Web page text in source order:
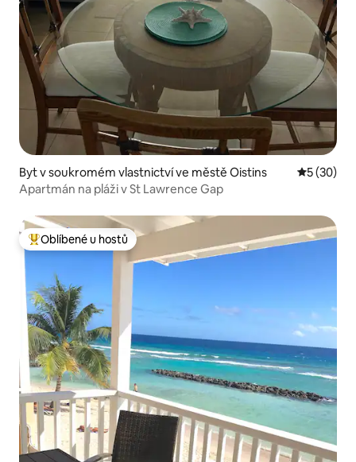
Byt v soukromém vlastnictví ve městě Oistins Průměrné
5 (30)
Apartmán na pláži v St Lawrence Gap
Nejlepší v kategorii Oblíbené u hostů
Oblíbené u hostů